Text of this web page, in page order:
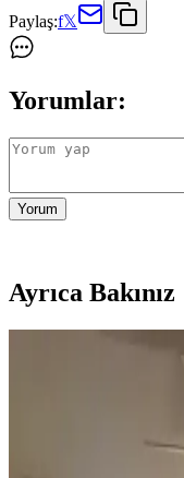
Paylaş:f𝕏
Yorumlar:
Yorum
Ayrıca Bakınız
Koltuk ve
Dekorasyonda
Koltuk ve aksesuar
yol açabilir. Halı,
dengelenerek mekanın